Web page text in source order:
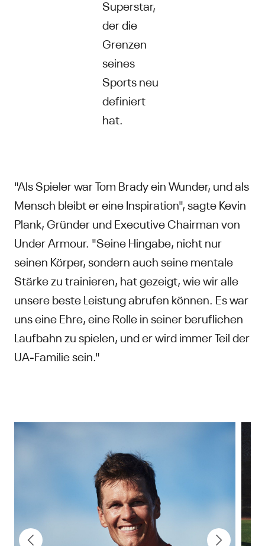
Superstar,
der die
Grenzen
seines
Sports neu
definiert
hat.
"Als Spieler war Tom Brady ein Wunder, und als
Mensch bleibt er eine Inspiration", sagte Kevin
Plank, Gründer und Executive Chairman von
Under Armour. "Seine Hingabe, nicht nur
seinen Körper, sondern auch seine mentale
Stärke zu trainieren, hat gezeigt, wie wir alle
unsere beste Leistung abrufen können. Es war
uns eine Ehre, eine Rolle in seiner beruflichen
Laufbahn zu spielen, und er wird immer Teil der
UA-Familie sein."